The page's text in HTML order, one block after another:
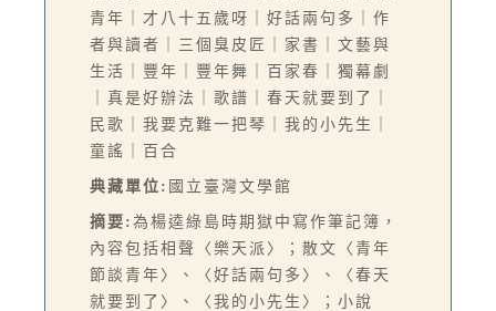
青年｜才八十五歲呀｜好話兩句多｜作
者與讀者｜三個臭皮匠｜家書｜文藝與
生活｜豐年｜豐年舞｜百家春｜獨幕劇
｜真是好辦法｜歌譜｜春天就要到了｜
民歌｜我要克難一把琴｜我的小先生｜
童謠｜百合
典藏單位: 國立臺灣文學館
摘要: 為楊逵綠島時期獄中寫作筆記簿，
內容包括相聲〈樂天派〉；散文〈青年
節談青年〉、〈好話兩句多〉、〈春天
就要到了〉、〈我的小先生〉；小說